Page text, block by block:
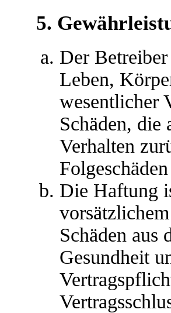
5.
Der
Leben,
wesentlicher
Schäden, die
Verhalten
Die Haftung
Schäden aus
Gesundheit